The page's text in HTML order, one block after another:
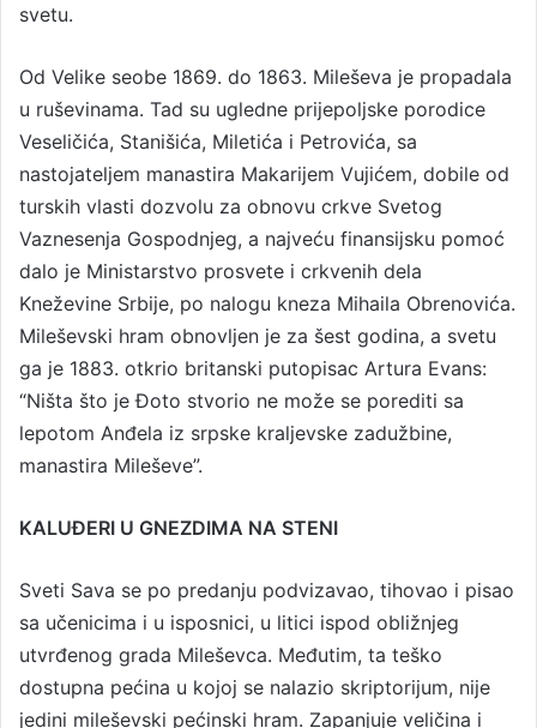
svetu.
Od Velike seobe 1869. do 1863. Mileševa je propadala
u ruševinama. Tad su ugledne prijepoljske porodice
Veseličića, Stanišića, Miletića i Petrovića, sa
nastojateljem manastira Makarijem Vujićem, dobile od
turskih vlasti dozvolu za obnovu crkve Svetog
Vaznesenja Gospodnjeg, a najveću finansijsku pomoć
dalo je Ministarstvo prosvete i crkvenih dela
Kneževine Srbije, po nalogu kneza Mihaila Obrenovića.
Mileševski hram obnovljen je za šest godina, a svetu
ga je 1883. otkrio britanski putopisac Artura Evans:
“Ništa što je Đoto stvorio ne može se porediti sa
lepotom Anđela iz srpske kraljevske zadužbine,
manastira Mileševe”.
KALUĐERI U GNEZDIMA NA STENI
Sveti Sava se po predanju podvizavao, tihovao i pisao
sa učenicima i u isposnici, u litici ispod obližnjeg
utvrđenog grada Mileševca. Međutim, ta teško
dostupna pećina u kojoj se nalazio skriptorijum, nije
jedini mileševski pećinski hram. Zapanjuje veličina i